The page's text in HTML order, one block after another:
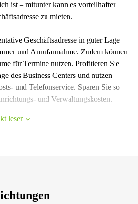
ist – mitunter kann es vorteilhafter
zu mieten.
Geschäftsadresse in guter Lage
und Anrufannahme. Zudem können
für Termine nutzen. Profitieren Sie
des Business Centers und nutzen
und Telefonservice. Sparen Sie so
und Verwaltungskosten.
lesen